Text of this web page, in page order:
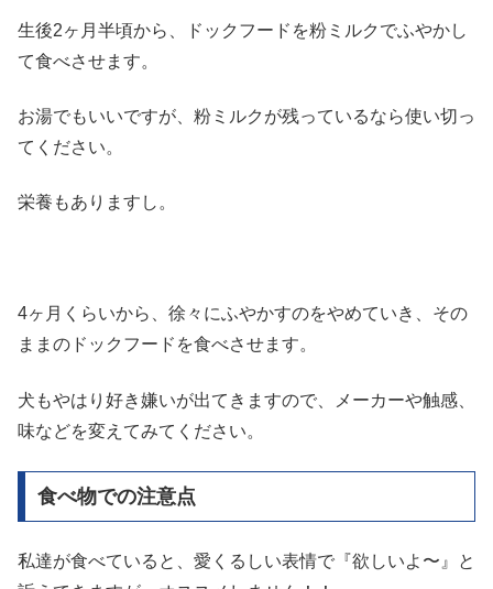
生後2ヶ月半頃から、ドックフードを粉ミルクでふやかし
て食べさせます。
お湯でもいいですが、粉ミルクが残っているなら使い切っ
てください。
栄養もありますし。
4ヶ月くらいから、徐々にふやかすのをやめていき、その
ままのドックフードを食べさせます。
犬もやはり好き嫌いが出てきますので、メーカーや触感、
味などを変えてみてください。
食べ物での注意点
私達が食べていると、愛くるしい表情で『欲しいよ〜』と